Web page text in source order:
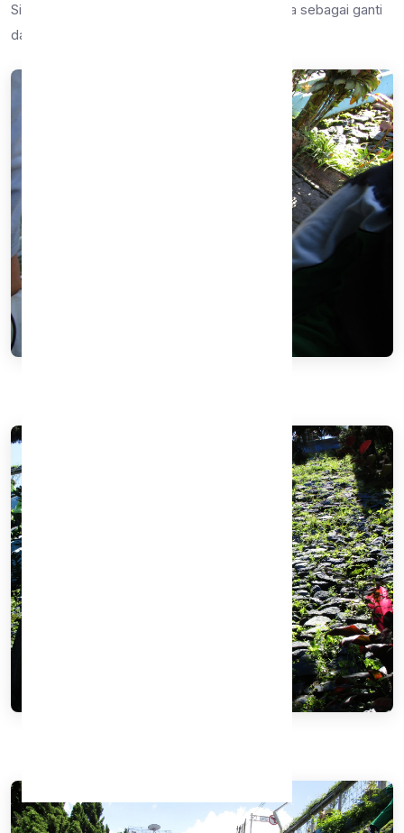
Siswa SMPN9 membagikan kantung Adiwiyata sebagai ganti
dari kantung palstik